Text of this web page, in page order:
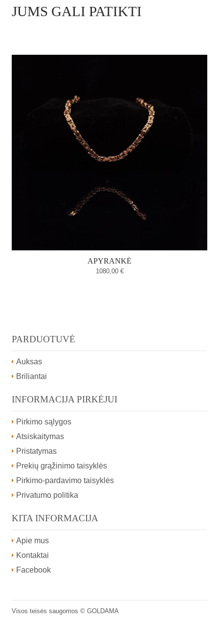
JUMS GALI PATIKTI
APYRANKĖ
1080,00 €
PARDUOTUVĖ
Auksas
Briliantai
INFORMACIJA PIRKĖJUI
Pirkimo sąlygos
Atsiskaitymas
Pristatymas
Prekių grąžinimo taisyklės
Pirkimo-pardavimo taisyklės
Privatumo politika
KITA INFORMACIJA
Apie mus
Kontaktai
Facebook
Visos teisės saugomos © GOLDAMA